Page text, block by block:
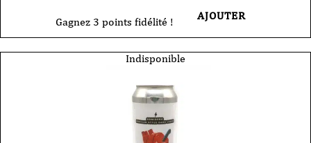
Gagnez 3 points fidélité ! AJOUTER
Indisponible